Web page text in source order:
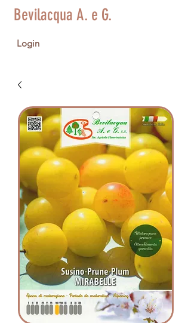
Bevilacqua A. e G.
Login